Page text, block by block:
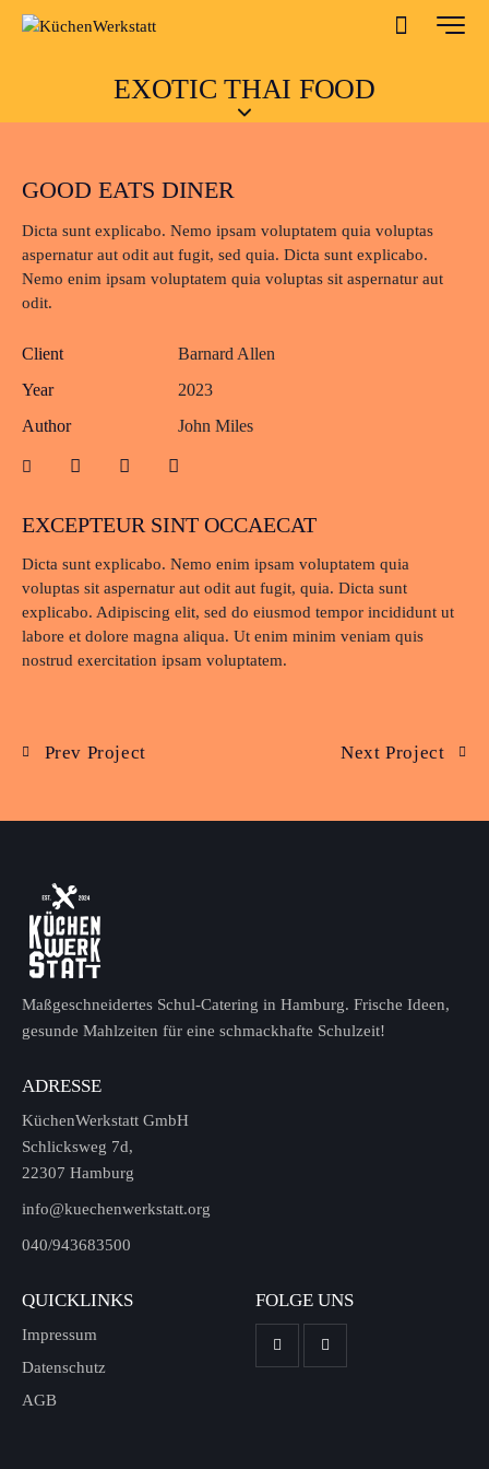
EXOTIC THAI FOOD
GOOD EATS DINER
Dicta sunt explicabo. Nemo ipsam voluptatem quia voluptas
aspernatur aut odit aut fugit, sed quia. Dicta sunt explicabo.
Nemo enim ipsam voluptatem quia voluptas sit aspernatur aut
odit.
Client
Barnard Allen
Year
2023
Author
John Miles
EXCEPTEUR SINT OCCAECAT
Dicta sunt explicabo. Nemo enim ipsam voluptatem quia
voluptas sit aspernatur aut odit aut fugit, quia. Dicta sunt
explicabo. Adipiscing elit, sed do eiusmod tempor incididunt ut
labore et dolore magna aliqua. Ut enim minim veniam quis
nostrud exercitation ipsam voluptatem.
Prev Project Next Project
Maßgeschneidertes Schul-Catering in Hamburg. Frische Ideen,
gesunde Mahlzeiten für eine schmackhafte Schulzeit!
ADRESSE
KüchenWerkstatt GmbH
Schlicksweg 7d,
22307 Hamburg
info@kuechenwerkstatt.org
040/943683500
QUICKLINKS
Impressum
Datenschutz
AGB
FOLGE UNS